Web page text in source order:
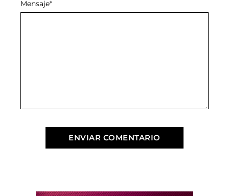
Mensaje*